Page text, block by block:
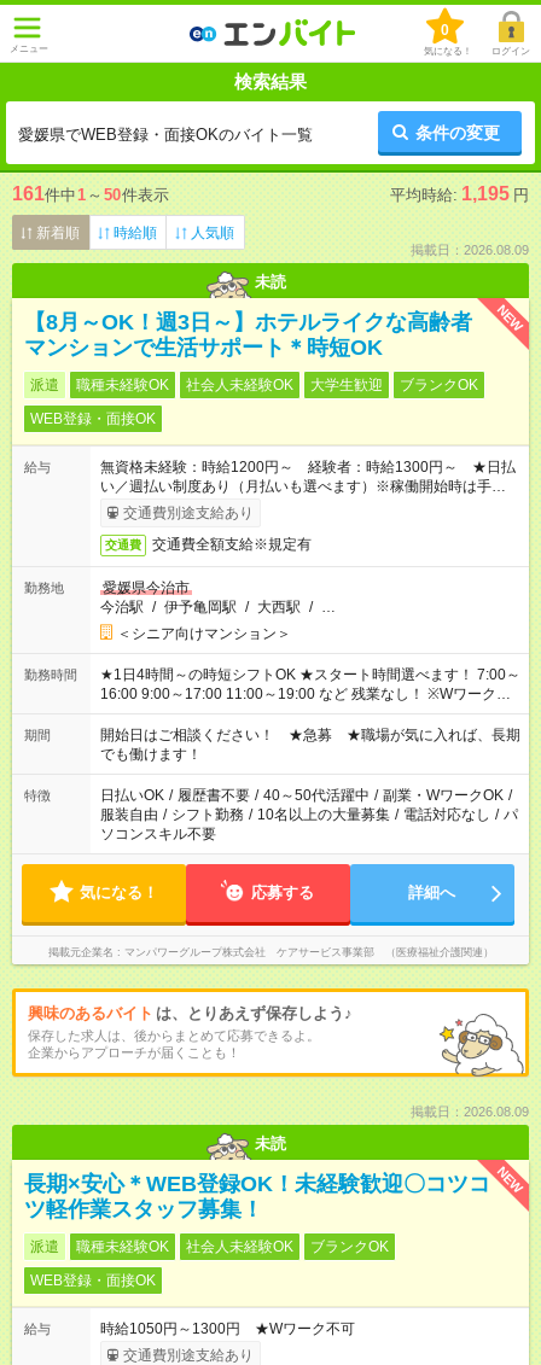
メニュー
0
気になる！ ログイン
検索結果
愛媛県でWEB登録・面接OKのバイト一覧 条件の変更
161件中1 ～ 50件表示 平均時給: 1,195 円
新着順 時給順 人気順
掲載日：2026.08.09
未読
NEW
【8月～OK！週3日～】ホテルライクな高齢者
マンションで生活サポート＊時短OK
派遣 職種未経験OK 社会人未経験OK 大学生歓迎
ブランクOK
WEB登録・面接OK
給与
無資格未経験：時給1200円～ 経験者：時給1300円～ ★日払
い／週払い制度あり（月払いも選べます）※稼働開始時は手続き
完了次第のお支払いとなります。
交通費別途支給あり
交通費 交通費全額支給※規定有
勤務地
愛媛県今治市
今治駅 / 伊予亀岡駅 / 大西駅 / …
＜シニア向けマンション＞
勤務時間
★1日4時間～の時短シフトOK ★スタート時間選べます！ 7:00～
16:00 9:00～17:00 11:00～19:00 など 残業なし！ ※Wワークの
場合、他のお仕事と合わせ週40時間超の就業はご案内できませ
ん ※法令に基づき、週20時間以上勤務は社会保険への加入対象
となります ※労働者派遣法（日雇い派遣の原則禁止）により、
短時間・短期間の就業はご案内が難しい場合があります
期間
開始日はご相談ください！ ★急募 ★職場が気に入れば、長期
でも働けます！
特徴 日払いOK / 履歴書不要 / 40～50代活躍中 / 副業・WワークOK /
服装自由 / シフト勤務 / 10名以上の大量募集 / 電話対応なし / パ
ソコンスキル不要
気になる！ 応募する 詳細へ
掲載元企業名 マンパワーグループ株式会社 ケアサービス事業部 （医療福祉介護関連）
興味のあるバイト は、とりあえず保存しよう♪
保存した求人は、後からまとめて応募できるよ。
企業からアプローチが届くことも！
掲載日：2026.08.09
未読
NEW
長期×安心＊WEB登録OK！未経験歓迎〇コツコ
ツ軽作業スタッフ募集！
派遣 職種未経験OK 社会人未経験OK
ブランクOK
WEB登録・面接OK
給与
時給1050円～1300円 ★Wワーク不可
交通費別途支給あり